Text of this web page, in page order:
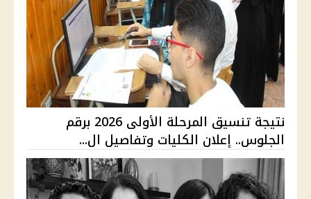
نتيجة تنسيق المرحلة الأولى 2026 برقم
الجلوس.. إعلان الكليات وتفاصيل ال...